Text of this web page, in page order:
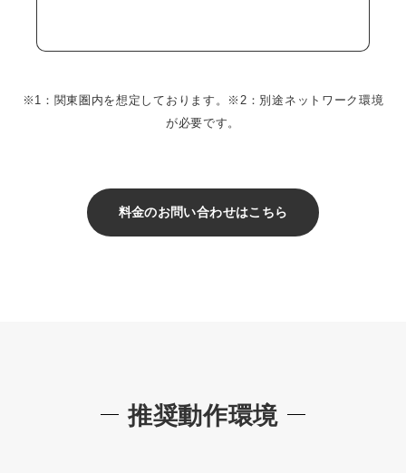
※1：関東圏内を想定しております。※2：別途ネットワーク環境
が必要です。
料金のお問い合わせはこちら
推奨動作環境